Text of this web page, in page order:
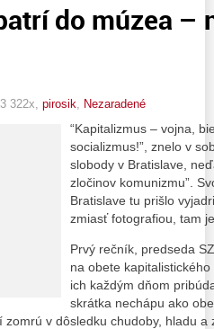
do múzea –
322x, pirosik Nezaradené
“Kapitalizmus – vojna,
socializmus!”, znelo v
slobody v Bratislave,
zločinov komunizmu”.
Bratislave tu prišlo
zmiasť fotografiou, tam
Prvý rečník, predseda
na obete
ich každým dňom
skrátka nechápu ako
v dôsledku chudoby, hladu a